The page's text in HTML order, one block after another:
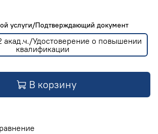
услуги/Подтверждающий документ
акад.ч./Удостоверение о повышении
квалификации
В корзину